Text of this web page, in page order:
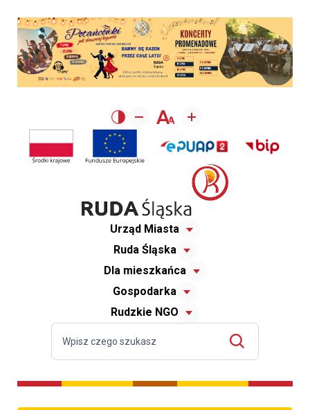
Urząd Miasta
Ruda Śląska
Dla mieszkańca
Gospodarka
Rudzkie NGO